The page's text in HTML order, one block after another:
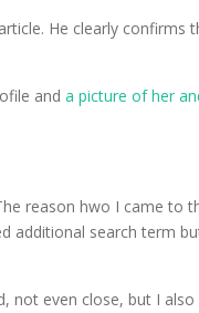
He clearly confirms
and a picture of her
reason hwo I came
additional search term
not even close, but I